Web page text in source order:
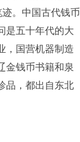
。中国古代钱币
是五十年代的大
，国营机器制造
金钱币书籍和泉
品，都出自东北